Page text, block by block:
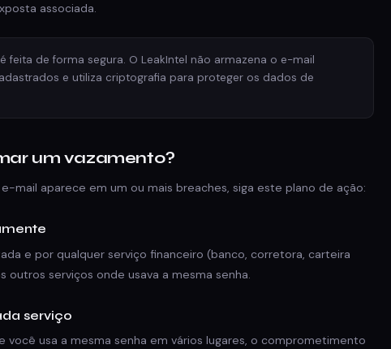
associada.
feita de forma segura. O LeakIntel não armazena o e-mail
e utiliza criptografia para proteger os dados de
um vazamento?
mail aparece em um ou mais breaches, siga este plano de ação:
e por qualquer serviço financeiro (banco, corretora, carteira
serviços onde usava a mesma senha.
serviço
você usa a mesma senha em vários lugares, o comprometimento